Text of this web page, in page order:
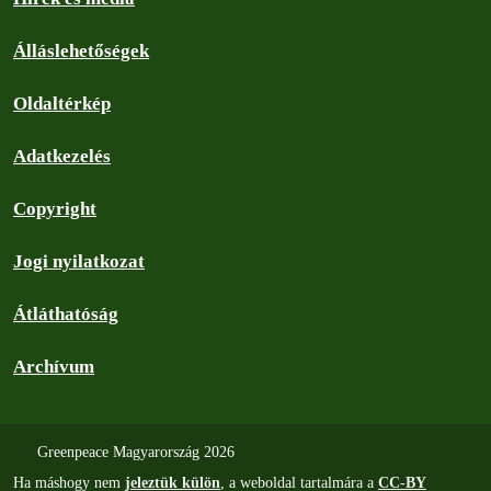
Álláslehetőségek
Oldaltérkép
Adatkezelés
Copyright
Jogi nyilatkozat
Átláthatóság
Archívum
Greenpeace Magyarország 2026
Ha máshogy nem jeleztük külön, a weboldal tartalmára a CC-BY